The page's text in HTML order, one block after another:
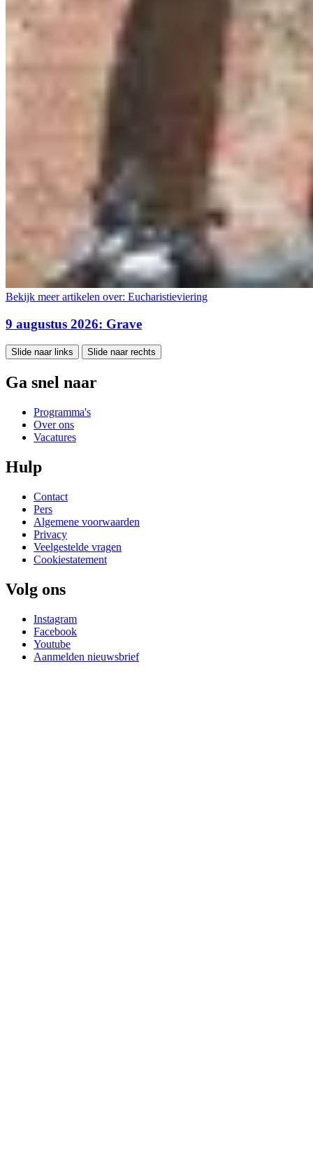
Bekijk meer artikelen over: Eucharistieviering
9 augustus 2026: Grave
Slide naar links Slide naar rechts
Ga snel naar
Programma's
Over ons
Vacatures
Hulp
Contact
Pers
Algemene voorwaarden
Privacy
Veelgestelde vragen
Cookiestatement
Volg ons
Instagram
Facebook
Youtube
Aanmelden nieuwsbrief